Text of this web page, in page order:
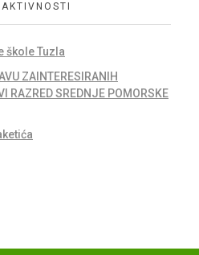
škole Tuzla
ZAINTERESIRANIH
RAZRED SREDNJE POMORSKE